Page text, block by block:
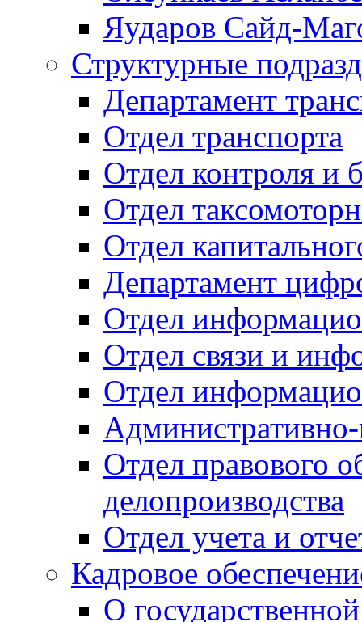
Яударов Сайд-
Структурные
Департамент
Отдел транспорта
Отдел контроля и
Отдел
Отдел
Департамент
Отдел
Отдел связи и
Отдел
Отдел правового
делопроизводства
Отдел учета и
Кадровое
О